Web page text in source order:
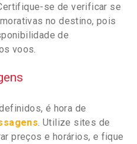
se de verificar se
no destino, pois
de
voos.
é hora de
. Utilize sites de
preços e horários, e fique